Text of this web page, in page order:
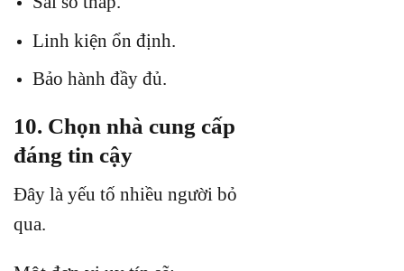
Linh kiện ổn định.
Bảo hành đầy đủ.
10. Chọn nhà cung cấp
đáng tin cậy
Đây là yếu tố nhiều người bỏ
qua.